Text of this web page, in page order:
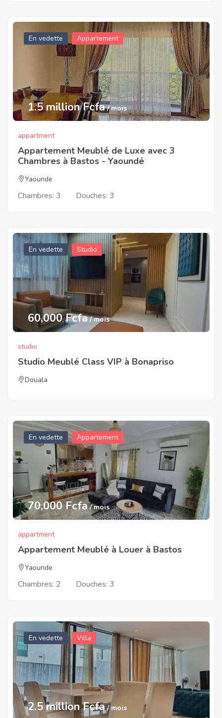
En vedette Appartement
1.5 million Fcfa/ mois
appartment
Appartement Meublé de Luxe avec 3
Chambres à Bastos - Yaoundé
Yaounde
Chambres: 3 Douches: 3
En vedette Studio
60,000 Fcfa/ mois
studio
Studio Meublé Class VIP à Bonapriso
Douala
En vedette Appartement
70,000 Fcfa/ mois
appartment
Appartement Meublé à Louer à Bastos
Yaounde
Chambres: 2 Douches: 3
En vedette Villa
2.5 million Fcfa/ mois